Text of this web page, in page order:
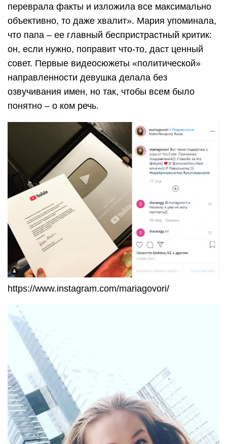
переврала факты и изложила все максимально
объективно, то даже хвалит». Мария упоминала,
что папа – ее главный беспристрастный критик:
он, если нужно, поправит что-то, даст ценный
совет. Первые видеосюжеты «политической»
направленности девушка делала без
озвучивания имен, но так, чтобы всем было
понятно – о ком речь.
https://www.instagram.com/mariagovori/